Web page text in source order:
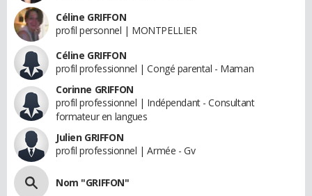
Céline GRIFFON
profil personnel | MONTPELLIER
Céline GRIFFON
profil professionnel | Congé parental - Maman
Corinne GRIFFON
profil professionnel | Indépendant - Consultant
formateur en langues
Julien GRIFFON
profil professionnel | Armée - Gv
Nom "GRIFFON"